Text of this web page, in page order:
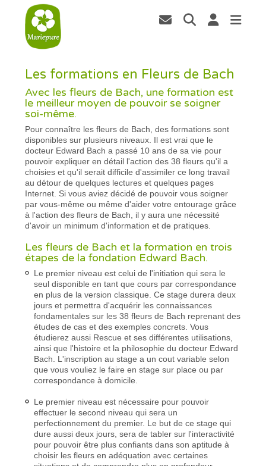
Les formations en Fleurs de Bach
Avec les fleurs de Bach, une formation est
le meilleur moyen de pouvoir se soigner
soi-même.
Pour connaître les fleurs de Bach, des formations sont
disponibles sur plusieurs niveaux. Il est vrai que le
docteur Edward Bach a passé 10 ans de sa vie pour
pouvoir expliquer en détail l'action des 38 fleurs qu'il a
choisies et qu'il serait difficile d'assimiler ce long travail
au détour de quelques lectures et quelques pages
Internet. Si vous aviez décidé de pouvoir vous soigner
par vous-même ou même d'aider votre entourage grâce
à l'action des fleurs de Bach, il y aura une nécessité
d'avoir un minimum d'information et de pratiques.
Les fleurs de Bach et la formation en trois
étapes de la fondation Edward Bach.
Le premier niveau est celui de l'initiation qui sera le
seul disponible en tant que cours par correspondance
en plus de la version classique. Ce stage durera deux
jours et permettra d'acquérir les connaissances
fondamentales sur les 38 fleurs de Bach reprenant des
études de cas et des exemples concrets. Vous
étudierez aussi Rescue et ses différentes utilisations,
ainsi que l'histoire et la philosophie du docteur Edward
Bach. L'inscription au stage a un cout variable selon
que vous vouliez le faire en stage sur place ou par
correspondance à domicile.
Le premier niveau est nécessaire pour pouvoir
effectuer le second niveau qui sera un
perfectionnement du premier. Le but de ce stage qui
dure aussi deux jours, sera de tabler sur l'interactivité
pour pouvoir être plus confiants dans son aptitude à
choisir les fleurs en adéquation avec certaines